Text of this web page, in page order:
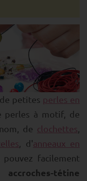
petites perles en
perles à motif, de
de clochettes
, d'anneaux en
facilement
accroches-tétine